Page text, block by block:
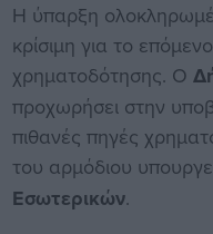
Η ύπαρξη
κρίσιμη για το
χρηματοδότησης. Ο
προχωρήσει στην
πιθανές πηγές
του αρμόδιου
Εσωτερικών.